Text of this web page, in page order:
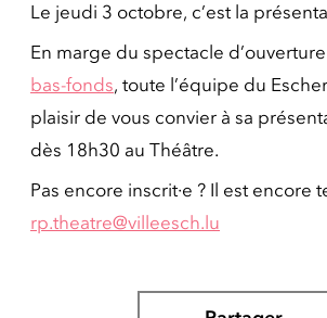
Le jeudi 3 octobre, c’est la
En marge du spectacle d’ouverture
bas-fonds, toute l’équipe du
plaisir de vous convier à sa
dès 18h30 au Théâtre.
Pas encore inscrit·e ? Il est encore
rp.theatre@villeesch.lu